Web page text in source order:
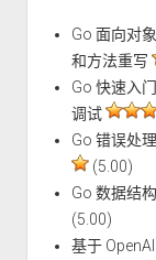
Go 面向对
和方法重写
Go 快速入
调试
Go 错误处
(5.00)
Go 数据结
(5.00)
基于